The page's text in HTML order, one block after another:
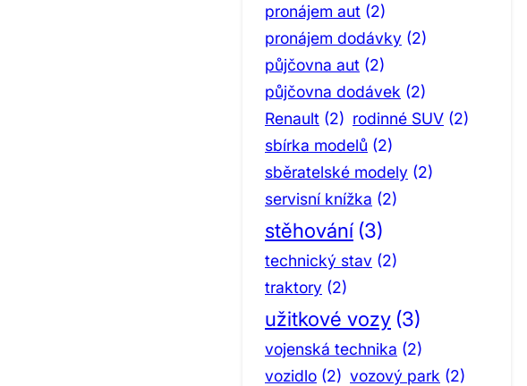
pronájem aut (2)
pronájem dodávky (2)
půjčovna aut (2)
půjčovna dodávek (2)
Renault (2) rodinné SUV (2)
sbírka modelů (2)
sběratelské modely (2)
servisní knížka (2)
stěhování (3)
technický stav (2)
traktory (2)
užitkové vozy (3)
vojenská technika (2)
vozidlo (2) vozový park (2)